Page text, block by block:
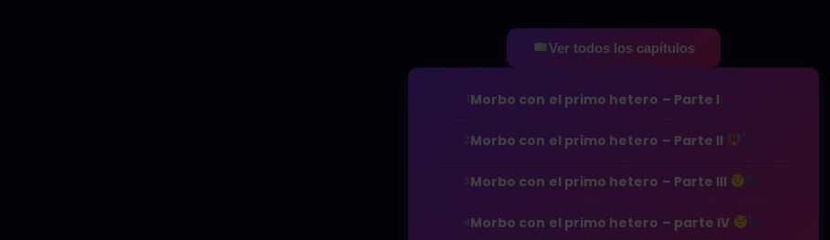
Ver todos los capítulos
Morbo con el primo hetero – Parte I
Morbo con el primo hetero – Parte II
Morbo con el primo hetero – Parte III
Morbo con el primo hetero – parte IV